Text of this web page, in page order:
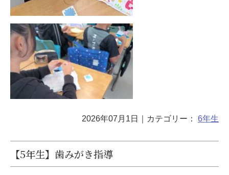
2026年07月1日 ｜カテゴリー： 6年生
【5年生】歯みがき指導